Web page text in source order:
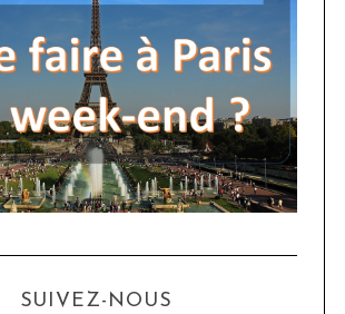
SUIVEZ-NOUS